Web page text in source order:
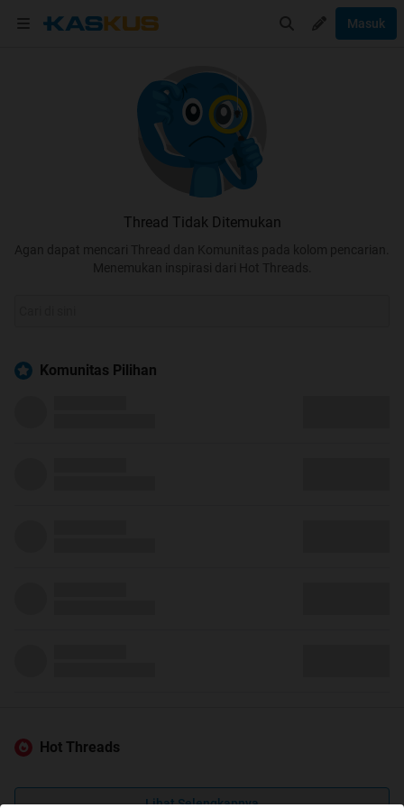
Masuk
Thread Tidak Ditemukan
Agan dapat mencari Thread dan Komunitas pada kolom pencarian.
Menemukan inspirasi dari Hot Threads.
Komunitas Pilihan
Hot Threads
Lihat Selengkapnya